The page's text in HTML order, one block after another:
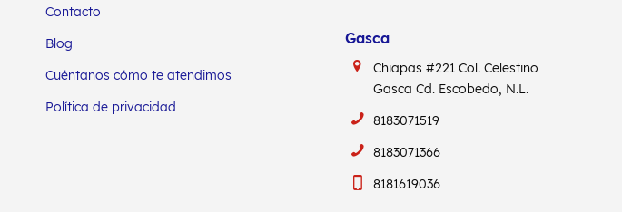
Contacto
Blog
Cuéntanos cómo te atendimos
Política de privacidad
Gasca
Chiapas #221 Col. Celestino
Gasca Cd. Escobedo, N.L.
8183071519
8183071366
8181619036